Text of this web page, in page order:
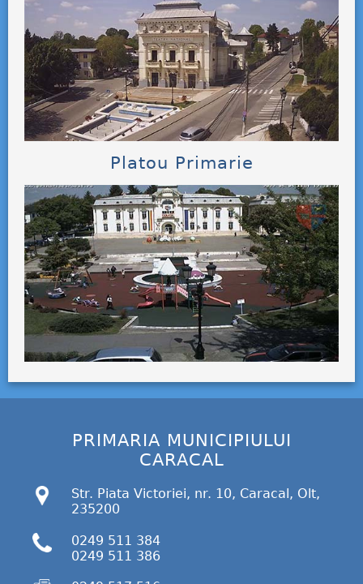
Platou Primarie
PRIMARIA MUNICIPIULUI
CARACAL
Str. Piata Victoriei, nr. 10, Caracal, Olt,
235200
0249 511 384
0249 511 386